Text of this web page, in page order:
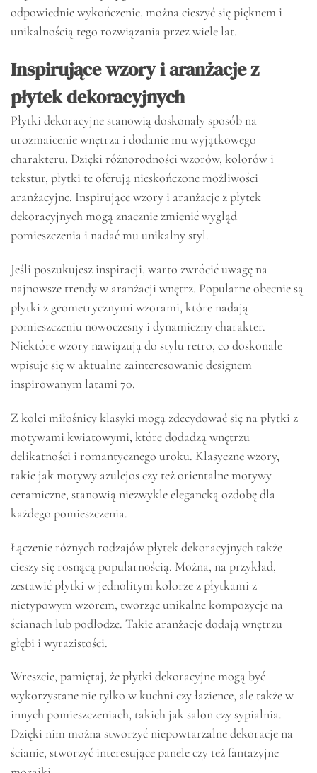
odpowiednie wykończenie, można cieszyć się pięknem i
unikalnością tego rozwiązania przez wiele lat.
Inspirujące wzory i aranżacje z
płytek dekoracyjnych
Płytki dekoracyjne stanowią doskonały sposób na
urozmaicenie wnętrza i dodanie mu wyjątkowego
charakteru. Dzięki różnorodności wzorów, kolorów i
tekstur, płytki te oferują nieskończone możliwości
aranżacyjne. Inspirujące wzory i aranżacje z płytek
dekoracyjnych mogą znacznie zmienić wygląd
pomieszczenia i nadać mu unikalny styl.
Jeśli poszukujesz inspiracji, warto zwrócić uwagę na
najnowsze trendy w aranżacji wnętrz. Popularne obecnie są
płytki z geometrycznymi wzorami, które nadają
pomieszczeniu nowoczesny i dynamiczny charakter.
Niektóre wzory nawiązują do stylu retro, co doskonale
wpisuje się w aktualne zainteresowanie designem
inspirowanym latami 70.
Z kolei miłośnicy klasyki mogą zdecydować się na płytki z
motywami kwiatowymi, które dodadzą wnętrzu
delikatności i romantycznego uroku. Klasyczne wzory,
takie jak motywy azulejos czy też orientalne motywy
ceramiczne, stanowią niezwykle elegancką ozdobę dla
każdego pomieszczenia.
Łączenie różnych rodzajów płytek dekoracyjnych także
cieszy się rosnącą popularnością. Można, na przykład,
zestawić płytki w jednolitym kolorze z płytkami z
nietypowym wzorem, tworząc unikalne kompozycje na
ścianach lub podłodze. Takie aranżacje dodają wnętrzu
głębi i wyrazistości.
Wreszcie, pamiętaj, że płytki dekoracyjne mogą być
wykorzystane nie tylko w kuchni czy łazience, ale także w
innych pomieszczeniach, takich jak salon czy sypialnia.
Dzięki nim można stworzyć niepowtarzalne dekoracje na
ścianie, stworzyć interesujące panele czy też fantazyjne